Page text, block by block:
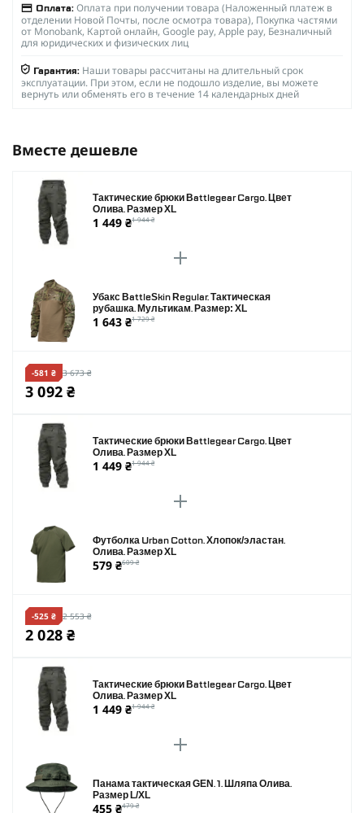
Оплата: Оплата при получении товара (Наложенный платеж в
отделении Новой Почты, после осмотра товара), Покупка частями
от Monobank, Картой онлайн, Google pay, Apple pay, Безналичный
для юридических и физических лиц
Гарантия: Наши товары рассчитаны на длительный срок
эксплуатации. При этом, если не подошло изделие, вы можете
вернуть или обменять его в течение 14 календарных дней
Вместе дешевле
Тактические брюки Battlegear Cargo. Цвет
Олива. Размер XL
1 449 ₴1 944 ₴
Убакс BattleSkin Regular. Тактическая
рубашка. Мультикам. Размер: XL
1 643 ₴1 729 ₴
-581 ₴ 3 673 ₴
3 092 ₴
Тактические брюки Battlegear Cargo. Цвет
Олива. Размер XL
1 449 ₴1 944 ₴
Футболка Urban Cotton. Хлопок/эластан.
Олива. Размер XL
579 ₴609 ₴
-525 ₴ 2 553 ₴
2 028 ₴
Тактические брюки Battlegear Cargo. Цвет
Олива. Размер XL
1 449 ₴1 944 ₴
Панама тактическая GEN. 1. Шляпа Олива.
Размер L/XL
455 ₴479 ₴